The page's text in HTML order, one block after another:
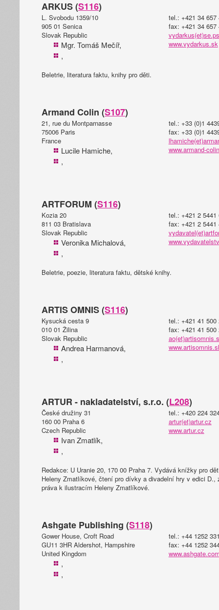
ARKUS (S116)
L. Svobodu 1359/10
905 01 Senica
Slovak Republic
Mgr. Tomáš Mečíř,
,
tel.: +421 34 657
fax: +421 34 657
www.vydarkus.sk
Beletrie, literatura faktu, knihy pro děti.
Armand Colin (S107)
21, rue du Montparnasse
75006 Paris
France
Lucile Hamiche,
,
tel.: +33 (0)1
fax: +33 (0)1
www.armand-
ARTFORUM (S116)
Kozia 20
811 03 Bratislava
Slovak Republic
Veronika Michalová,
,
tel.: +421 2 5441
fax: +421 2 5441
Beletrie, poezie, literatura faktu, dětské knihy.
ARTIS OMNIS (S116)
Kysucká cesta 9
010 01 Žilina
Slovak Republic
Andrea Harmanová,
,
tel.: +421 41 500
fax: +421 41 500
ARTUR - nakladatelství, s.r.o. (L208)
České družiny 31
160 00 Praha 6
Czech Republic
Ivan Zmatlík,
,
tel.: +420 224
artur(et)artur.cz
www.artur.cz
Redakce: U Uranie 20, 170 00 Praha 7. Vydává knížky pro
Heleny Zmatlíkové, čtení pro dívky a divadelní hry v edici D.,
práva k ilustracím Heleny Zmatlíkové.
Ashgate Publishing (S118)
Gower House, Croft Road
GU11 3HR Aldershot, Hampshire
United Kingdom
,
,
tel.: +44 1252
fax: +44 1252